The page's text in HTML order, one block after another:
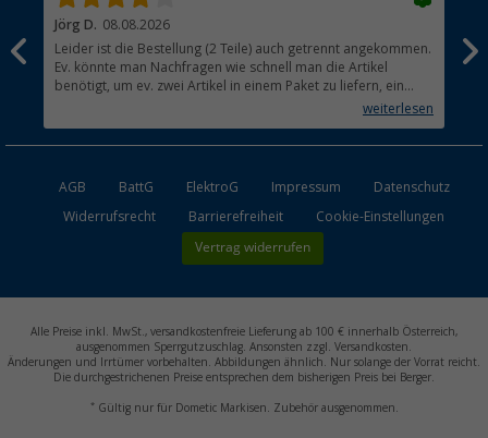
Jörg D. 08.08.2026
Leider ist die Bestellung (2 Teile) auch getrennt angekommen.
Ev. könnte man Nachfragen wie schnell man die Artikel
benötigt, um ev. zwei Artikel in einem Paket zu liefern, ein
weiterlesen
Ich
AGB BattG ElektroG Impressum
Datenschutz
Widerrufsrecht
Barrierefreiheit Cookie-Einstellungen
Vertrag widerrufen
Alle Preise inkl. MwSt., versandkostenfreie Lieferung ab 100 € innerhalb Österreich,
ausgenommen Sperrgutzuschlag. Ansonsten zzgl. Versandkosten.
Änderungen und Irrtümer vorbehalten. Abbildungen ähnlich. Nur solange der Vorrat reicht.
Die durchgestrichenen Preise entsprechen dem bisherigen Preis bei Berger.
*Gültig nur für Dometic Markisen. Zubehör ausgenommen.